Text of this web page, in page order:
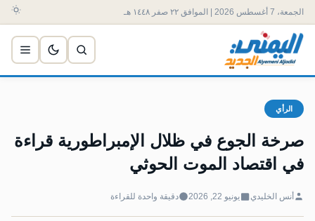
الجمعة، 7 أغسطس 2026 | الموافق ٢٢ صفر ١٤٤٨ هـ
الرأي
‏صرخة الجوع في ظلال الإمبراطورية قراءة
في اقتصاد الموت الحوثي
أنس الخليدي يونيو 22, 2026 دقيقة واحدة للقراءة